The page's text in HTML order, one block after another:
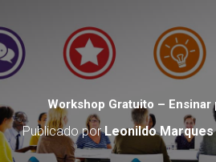
Workshop Gratuito –
Publicado porLeonildo Marques